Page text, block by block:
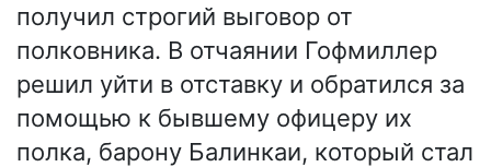
получил строгий выговор от
полковника. В отчаянии Гофмиллер
решил уйти в отставку и обратился за
помощью к бывшему офицеру их
полка, барону Балинкаи, который стал